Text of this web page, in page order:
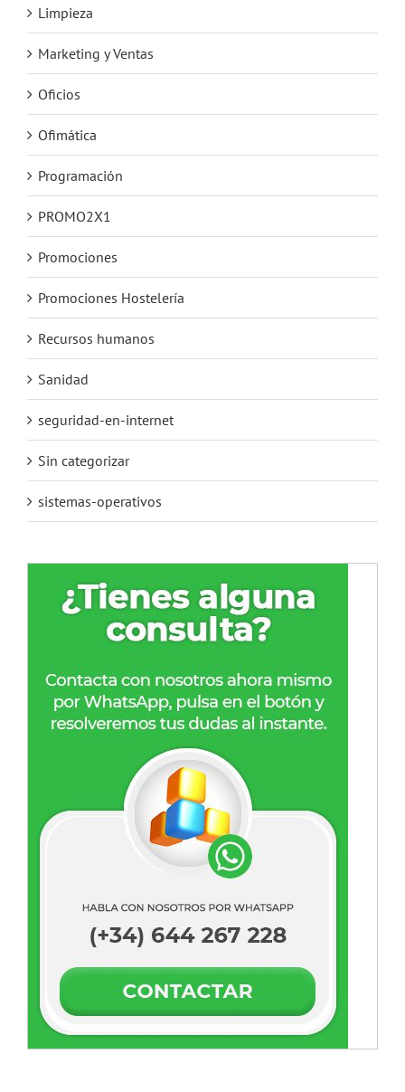
Limpieza
Marketing y Ventas
Oficios
Ofimática
Programación
PROMO2X1
Promociones
Promociones Hostelería
Recursos humanos
Sanidad
seguridad-en-internet
Sin categorizar
sistemas-operativos